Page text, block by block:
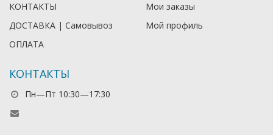
КОНТАКТЫ
ДОСТАВКА | Самовывоз
ОПЛАТА
Мои заказы
Мой профиль
КОНТАКТЫ
Пн—Пт 10:30—17:30